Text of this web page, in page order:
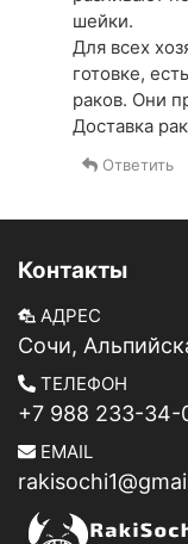
шейки.
Для всех
готовке,
раков. Они
Доставка
Ответить
Контакты
АДРЕС
Сочи,
ТЕЛЕФОН
+7 988 233-34-
EMAIL